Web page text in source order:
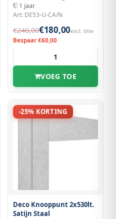
1 jaar
Art: DE53-U-CA/N
€240,00€180,00excl. btw
Bespaar €60,00
VOEG TOE
-25% KORTING
Deco Knooppunt 2x530lt.
Satijn Staal